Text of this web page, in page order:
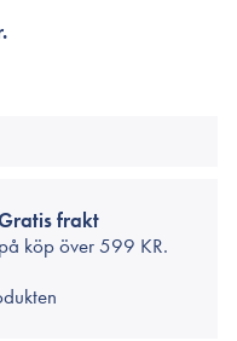
frakt
på köp över599 KR.